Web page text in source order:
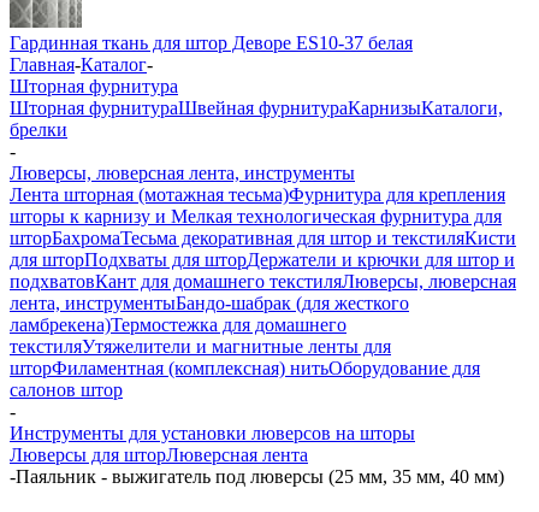
Гардинная ткань для штор Деворе ES10-37 белая
Главная-Каталог-
Шторная фурнитура
Шторная фурнитураШвейная фурнитураКарнизыКаталоги,
брелки
-
Люверсы, люверсная лента, инструменты
Лента шторная (мотажная тесьма)Фурнитура для крепления
шторы к карнизу и Мелкая технологическая фурнитура для
шторБахромаТесьма декоративная для штор и текстиляКисти
для шторПодхваты для шторДержатели и крючки для штор и
подхватовКант для домашнего текстиляЛюверсы, люверсная
лента, инструментыБандо-шабрак (для жесткого
ламбрекена)Термостежка для домашнего
текстиляУтяжелители и магнитные ленты для
шторФиламентная (комплексная) нитьОборудование для
салонов штор
-
Инструменты для установки люверсов на шторы
Люверсы для шторЛюверсная лента
-Паяльник - выжигатель под люверсы (25 мм, 35 мм, 40 мм)